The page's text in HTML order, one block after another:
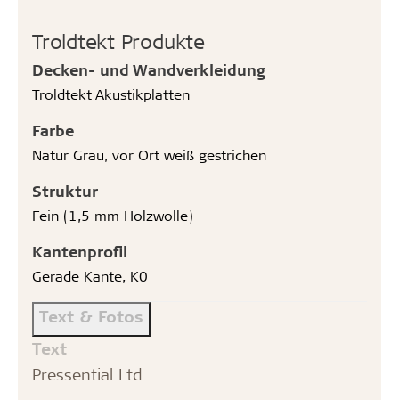
Troldtekt Produkte
Decken- und Wandverkleidung
Troldtekt Akustikplatten
Farbe
Natur Grau, vor Ort weiß gestrichen
Struktur
Fein (1,5 mm Holzwolle)
Kantenprofil
Gerade Kante, K0
Text & Fotos
Text
Pressential Ltd